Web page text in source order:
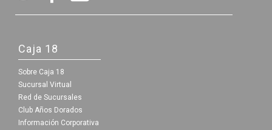
Caja 18
Sobre Caja 18
Sucursal Virtual
Red de Sucursales
Club Años Dorados
Información Corporativa